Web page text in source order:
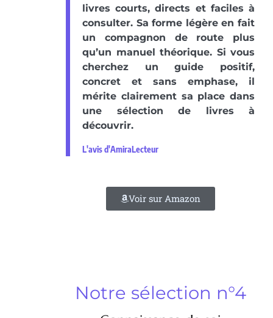
livres courts, directs et faciles à
consulter. Sa forme légère en fait
un compagnon de route plus
qu’un manuel théorique. Si vous
cherchez un guide positif,
concret et sans emphase, il
mérite clairement sa place dans
une sélection de livres à
découvrir.
L'avis d'AmiraLecteur
Voir sur Amazon
Notre sélection n°4